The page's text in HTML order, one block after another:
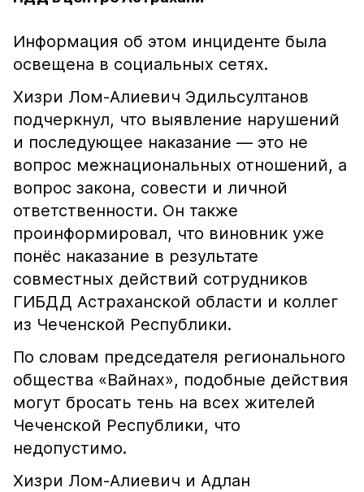
Информация об этом инциденте была
освещена в социальных сетях.
Хизри Лом-Алиевич Эдильсултанов
подчеркнул, что выявление нарушений
и последующее наказание — это не
вопрос межнациональных отношений, а
вопрос закона, совести и личной
ответственности. Он также
проинформировал, что виновник уже
понёс наказание в результате
совместных действий сотрудников
ГИБДД Астраханской области и коллег
из Чеченской Республики.
По словам председателя регионального
общества «Вайнах», подобные действия
могут бросать тень на всех жителей
Чеченской Республики, что
недопустимо.
Хизри Лом-Алиевич и Адлан